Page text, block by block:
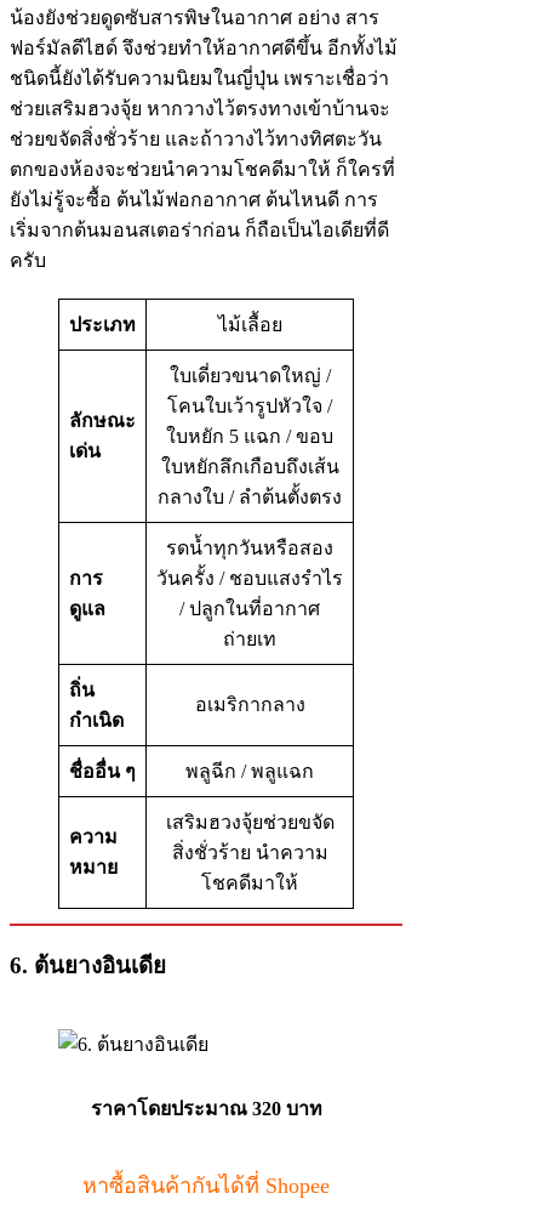
น้องยังช่วยดูดซับสารพิษในอากาศ อย่าง สาร
ฟอร์มัลดีไฮด์ จึงช่วยทำให้อากาศดีขึ้น อีกทั้งไม้
ชนิดนี้ยังได้รับความนิยมในญี่ปุ่น เพราะเชื่อว่า
ช่วยเสริมฮวงจุ้ย หากวางไว้ตรงทางเข้าบ้านจะ
ช่วยขจัดสิ่งชั่วร้าย และถ้าวางไว้ทางทิศตะวัน
ตกของห้องจะช่วยนำความโชคดีมาให้ ก็ใครที่
ยังไม่รู้จะซื้อ ต้นไม้ฟอกอากาศ ต้นไหนดี การ
เริ่มจากต้นมอนสเตอร่าก่อน ก็ถือเป็นไอเดียที่ดี
ครับ
ประเภท ไม้เลื้อย
ลักษณะ
เด่น
ใบเดี่ยวขนาดใหญ่ /
โคนใบเว้ารูปหัวใจ /
ใบหยัก 5 แฉก / ขอบ
ใบหยักลึกเกือบถึงเส้น
กลางใบ / ลำต้นตั้งตรง
การ
ดูแล
รดน้ำทุกวันหรือสอง
วันครั้ง / ชอบแสงรำไร
/ ปลูกในที่อากาศ
ถ่ายเท
ถิ่น
กำเนิด
อเมริกากลาง
ชื่ออื่น ๆ พลูฉีก / พลูแฉก
ความ
หมาย
เสริมฮวงจุ้ยช่วยขจัด
สิ่งชั่วร้าย นำความ
โชคดีมาให้
6. ต้นยางอินเดีย
ราคาโดยประมาณ 320 บาท
หาซื้อสินค้ากันได้ที่ Shopee